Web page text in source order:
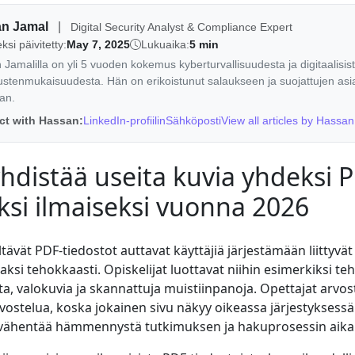
Jamal
Digital Security Analyst & Compliance Expert
päivitetty:May 7, 2025 Lukuaika:5 min
Jamalilla on yli 5 vuoden kokemus kyberturvallisuudesta ja
Hän on erikoistunut salaukseen ja suojattujen
with Hassan:LinkedIn-profiilinSähköpostiView all articles by Hassan
useita kuvia yhdeksi
ilmaiseksi vuonna 2026
PDF-tiedostot auttavat käyttäjiä järjestämään
tehokkaasti. Opiskelijat luottavat niihin esimerkiksi
valokuvia ja skannattuja muistiinpanoja. Opettajat
koska jokainen sivu näkyy oikeassa
hämmennystä tutkimuksen ja hakuprosessin